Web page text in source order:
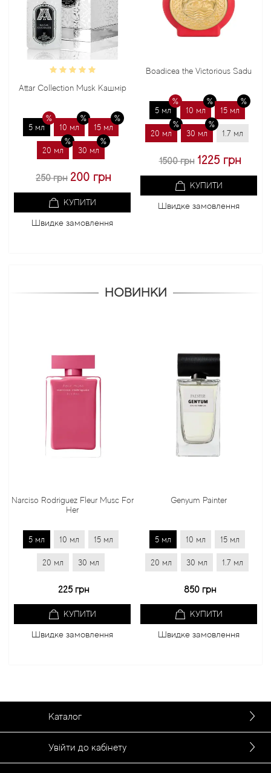
Collection Musk Кашмір
10 мл 15 мл
20 мл 30 мл
250 грн 200 грн
КУПИТИ
Швидке замовлення
Boadicea the Victorious Sadu
10 мл 15 мл
20 мл 30 мл 1.7 мл
1500 грн 1225 грн
КУПИТИ
Швидке замовлення
НОВИНКИ
Rodriguez Fleur Musc For
Her
5 мл 10 мл 15 мл
20 мл 30 мл
225 грн
КУПИТИ
Швидке замовлення
Genyum Painter
5 мл 10 мл 15 мл
20 мл 30 мл 1.7 мл
850 грн
КУПИТИ
Швидке замовлення
Каталог
Увійти до кабінету